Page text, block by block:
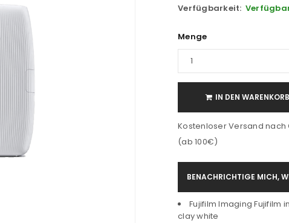
Verfügbarkeit:
Menge
IN DEN WARENKORB
Kostenloser Versand
(ab 100€)
BENACHRICHTIGE MICH,
Fujifilm Imaging Fujifilm
clay white